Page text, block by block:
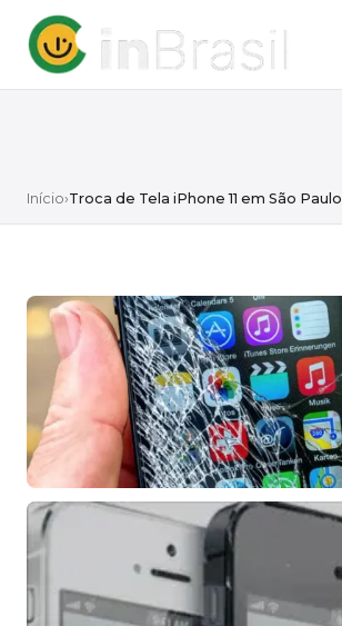
Início›Troca de Tela iPhone 11 em São Paulo